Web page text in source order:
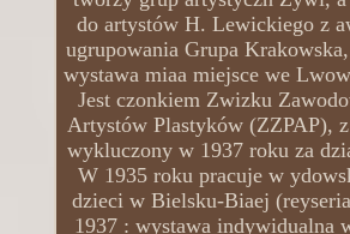
do artystów H. Lewickiego z
ugrupowania Grupa
wystawa miaa miejsce we
Jest czonkiem Zwizku
Artystów Plastyków (ZZPAP),
wykluczony w 1937 roku za
W 1935 roku pracuje w
dzieci w Bielsku-Biaej
1937 : wystawa indywidualna